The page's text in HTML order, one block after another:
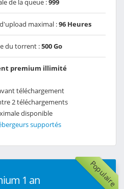
de la queue :999
maximal :96 Heures
du torrent :500 Go
premium illimité
téléchargement
2 téléchargements
disponible
supportés
Populaire
1 an